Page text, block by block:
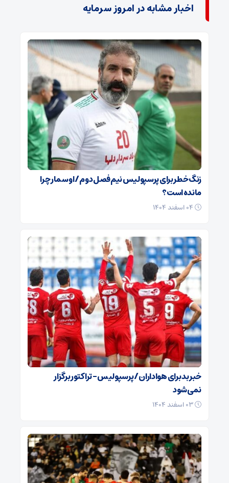
اخبار مشابه در امروز سرمایه
زنگ خطر برای پرسپولیس نیم‌فصل دوم / اوسمار چرا
مانده است؟
خبر بد برای هواداران / پرسپولیس – تراکتور برگزار
نمی‌شود